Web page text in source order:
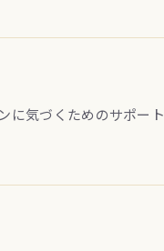
に気づくためのサポート